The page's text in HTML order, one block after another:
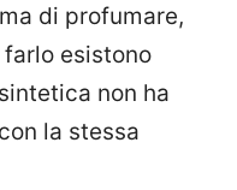
di profumare,
esistono
non ha
la stessa